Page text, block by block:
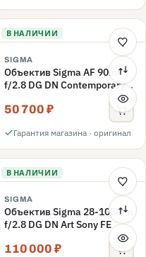
В НАЛИЧИИ
SIGMA
Объектив Sigma AF 90mm
f/2.8 DG DN Contemporary
50 700 ₽
Гарантия магазина · оригинал
В НАЛИЧИИ
SIGMA
Объектив Sigma 28-105mm
f/2.8 DG DN Art Sony FE
110 000 ₽